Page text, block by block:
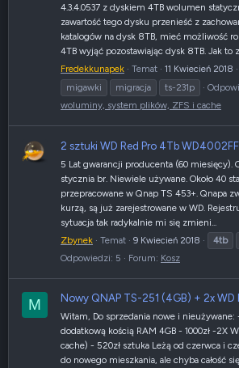
4.3.4.0537 z dyskiem 4TB wolumen
zawartość tego dysku przenieść z
katalogów na dysk 8TB, mieć możliwość
4TB wyjąć pozostawiając dysk 8TB. Jak to
Fredekkunapek
Temat 11 Kwiecień 2018
migawki
migracja ts-231p
woluminy, system plików, ZFS i cache
2 sztuki WD Red Pro 4Tb
5 Lat gwarancji producenta (60 miesięcy).
stycznia br. Niewiele używane. Około 40
przepracowane w Qnap TS 453+. Qnapa
kurzą, są już zarejestrowane w WD.
sytuacja tak radykalnie mi się zmieni...
Zbynek
Temat 9 Kwiecień 2018 4tb
Odpowiedzi: 5
Forum: Kosz
M Nowy QNAP TS-251 (4GB) + 2x WD
Witam, Do sprzedania nowe i nieużywane:
dodatkową kością RAM 4GB - 1000zł -2X
cache) - 520zł sztuka Leżą od czerwca i
do nowego mieszkania, ale chyba całość